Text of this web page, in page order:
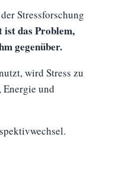
Stressforschung
ist das Problem,
gegenüber.
wird Stress zu
Energie und